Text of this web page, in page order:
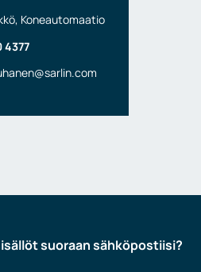
Koneautomaatio
4377
suoraan sähköpostiisi?